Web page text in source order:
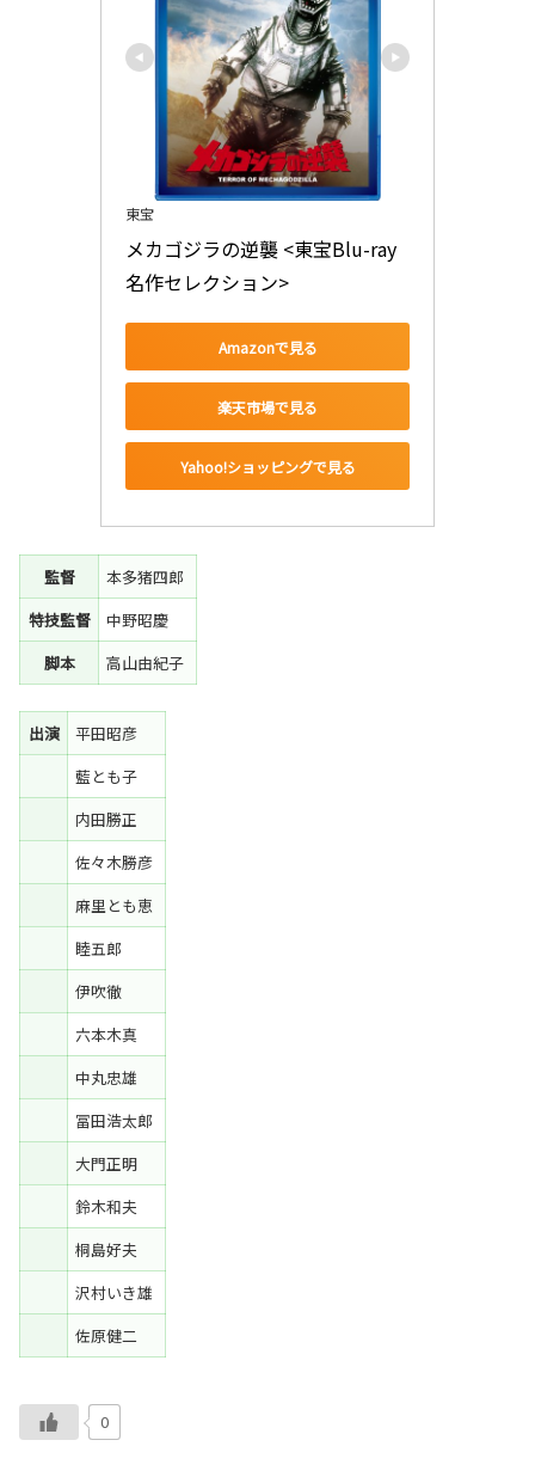
東宝
メカゴジラの逆襲 <東宝Blu-ray
名作セレクション>
Amazonで見る
楽天市場で見る
Yahoo!ショッピングで見る
監督
本多猪四郎
特技監督
中野昭慶
脚本
高山由紀子
出演
平田昭彦
藍とも子
内田勝正
佐々木勝彦
麻里とも恵
睦五郎
伊吹徹
六本木真
中丸忠雄
冨田浩太郎
大門正明
鈴木和夫
桐島好夫
沢村いき雄
佐原健二
0